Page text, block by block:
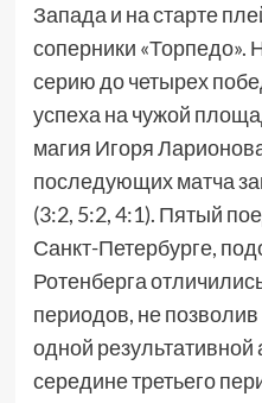
Запада и на старте
соперники
серию до четырех
успеха на чужой
магия Игоря
последующих матча
(3:2, 5:2, 4:1). Пятый
Санкт-Петербурге,
Ротенберга
периодов, не позволив
одной результативной
середине третьего